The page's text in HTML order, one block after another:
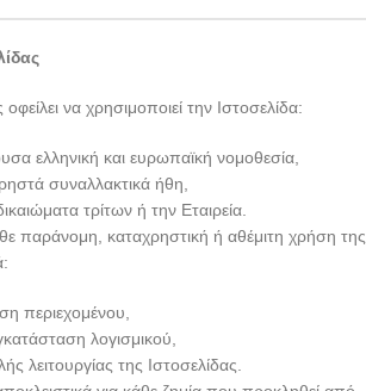
να χρησιμοποιεί την Ιστοσελίδα:
ελληνική και ευρωπαϊκή νομοθεσία,
συναλλακτικά ήθη,
τρίτων ή την Εταιρεία.
παράνομη, καταχρηστική ή αθέμιτη χρήση της
περιεχομένου,
λογισμικού,
λειτουργίας της Ιστοσελίδας.